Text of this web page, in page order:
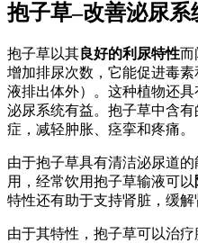
抱子草–改善泌尿
抱子草以其 良好的利尿特性而
增加排尿次数，它能促进毒
液排出体外）。这种植物还
泌尿系统有益。抱子草中含
症，减轻肿胀、痉挛和疼痛。
由于抱子草具有清洁泌尿道
用，经常饮用抱子草输液可以
特性还有助于支持肾脏，缓解
由于其特性，抱子草可以治